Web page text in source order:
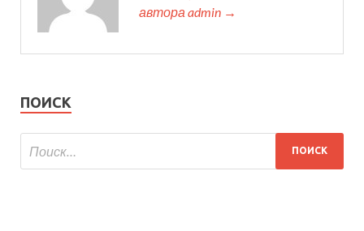
автора admin →
ПОИСК